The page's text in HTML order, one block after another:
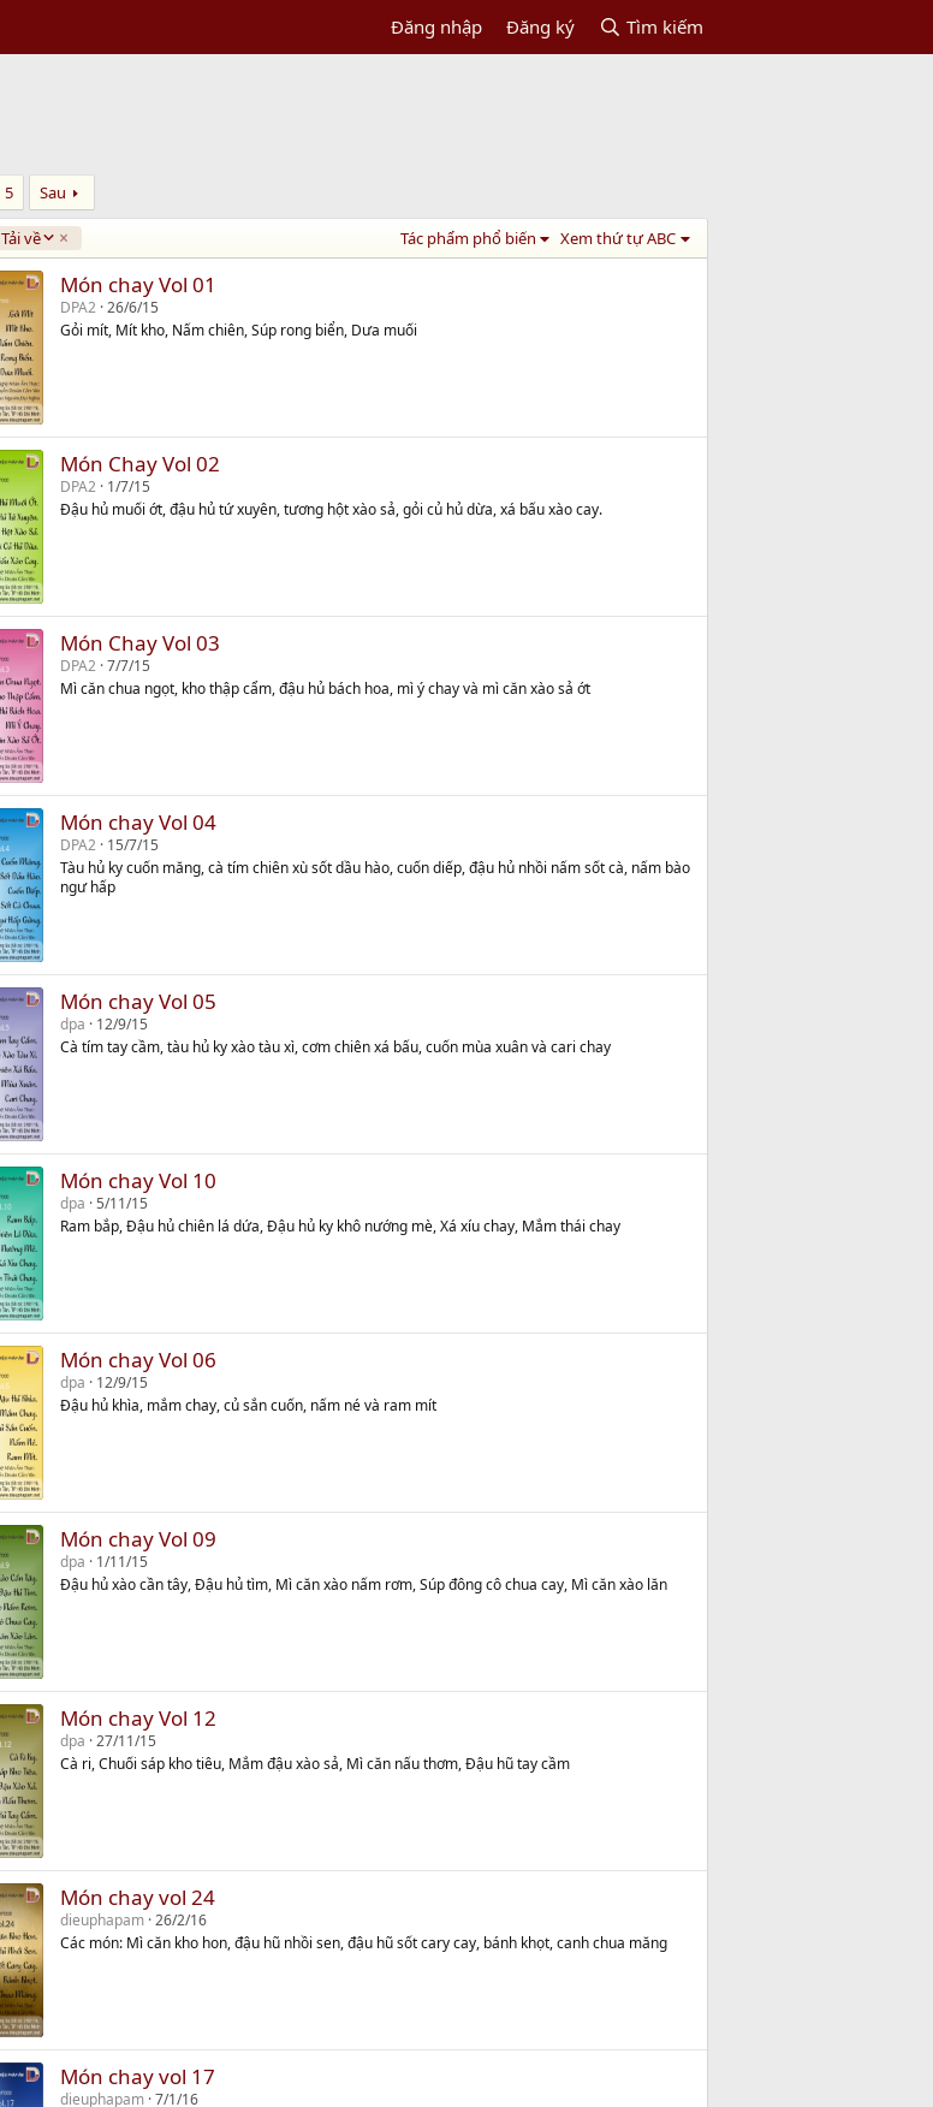
Đăng nhập Đăng ký Tìm kiếm
5 Sau
Tải về Tác phẩm phổ biến Xem thứ tự ABC
Món chay Vol 01
DPA2 26/6/15
Gỏi mít, Mít kho, Nấm chiên, Súp rong biển, Dưa muối
Món Chay Vol 02
DPA2 1/7/15
Đậu hủ muối ớt, đậu hủ tứ xuyên, tương hột xào sả, gỏi củ hủ dừa, xá bấu xào cay.
Món Chay Vol 03
DPA2 7/7/15
Mì căn chua ngọt, kho thập cẩm, đậu hủ bách hoa, mì ý chay và mì căn xào sả ớt
Món chay Vol 04
DPA2 15/7/15
Tàu hủ ky cuốn măng, cà tím chiên xù sốt dầu hào, cuốn diếp, đậu hủ nhồi nấm sốt cà, nấm bào
ngư hấp
Món chay Vol 05
dpa
12/9/15
Cà tím tay cầm, tàu hủ ky xào tàu xì, cơm chiên xá bấu, cuốn mùa xuân và cari chay
Món chay Vol 10
dpa 5/11/15
Ram bắp, Đậu hủ chiên lá dứa, Đậu hủ ky khô nướng mè, Xá xíu chay, Mắm thái chay
Món chay Vol 06
dpa
12/9/15
Đậu hủ khìa, mắm chay, củ sắn cuốn, nấm né và ram mít
Món chay Vol 09
dpa
1/11/15
Đậu hủ xào cần tây, Đậu hủ tìm, Mì căn xào nấm rơm, Súp đông cô chua cay, Mì căn xào lăn
Món chay Vol 12
dpa 27/11/15
Cà ri, Chuối sáp kho tiêu, Mắm đậu xào sả, Mì căn nấu thơm, Đậu hũ tay cầm
Món chay vol 24
dieuphapam 26/2/16
Các món: Mì căn kho hon, đậu hũ nhồi sen, đậu hũ sốt cary cay, bánh khọt, canh chua măng
Món chay vol 17
dieuphapam 7/1/16